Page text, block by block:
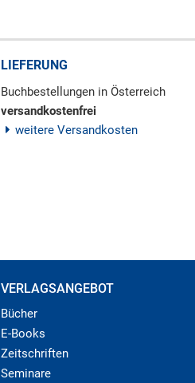
LIEFERUNG
Buchbestellungen in Österreich
versandkostenfrei
weitere Versandkosten
VERLAGSANGEBOT
Bücher
E-Books
Zeitschriften
Seminare